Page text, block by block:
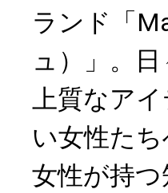
ランド「
ュ）」。
上質なア
い女性た
女性が持